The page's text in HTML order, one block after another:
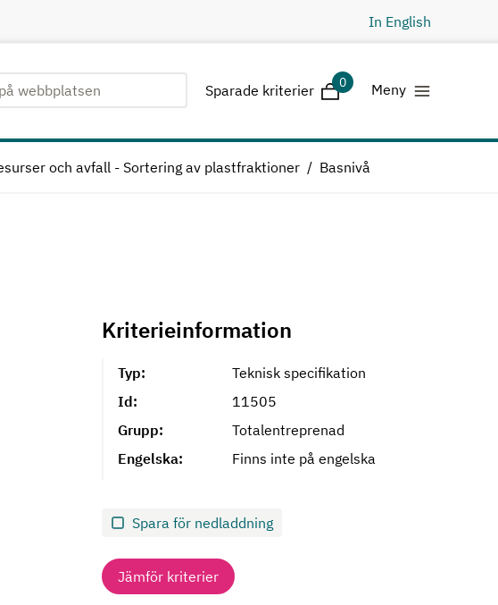
In English
sökning Sparade kriterier
Sparade kriterier 0 Meny
och avfall - Sortering av plastfraktioner Basnivå
Kriterieinformation
Typ:
Teknisk specifikation
Id:
11505
Grupp:
Totalentreprenad
Engelska:
Finns inte på engelska
Spara för nedladdning
Jämför kriterier